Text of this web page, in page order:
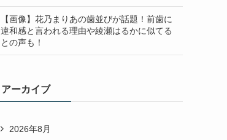
【画像】花乃まりあの歯並びが話題！前歯に
違和感と言われる理由や綾瀬はるかに似てる
との声も！
アーカイブ
2026年8月